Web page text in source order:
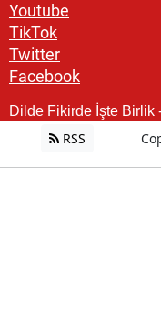
Youtube
TikTok
Twitter
Facebook
Dilde Fikirde İşte Birlik
RSS